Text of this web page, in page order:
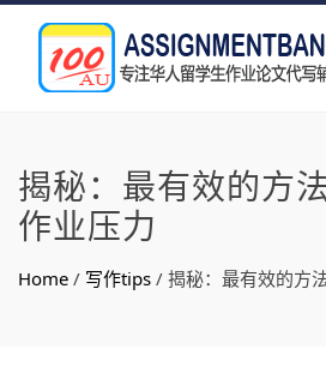
揭秘：最有效的方
作业压力
Home / 写作tips / 揭秘：最有效的方